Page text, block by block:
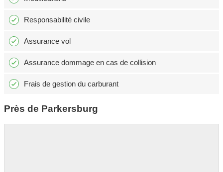
Responsabilité civile
Assurance vol
Assurance dommage en cas de collision
Frais de gestion du carburant
Près de Parkersburg